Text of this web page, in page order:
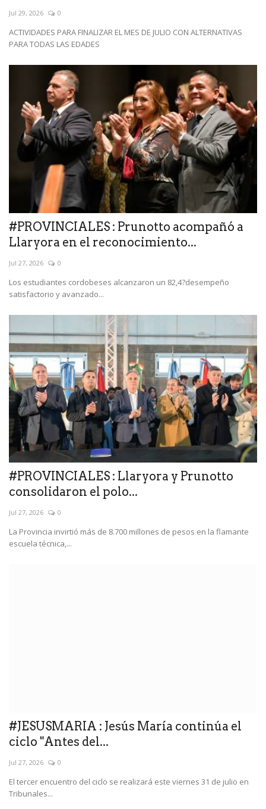
Jul 29, 2026 0
ACTIVIDADES PARA FINALIZAR EL MES DE JULIO CON ALTERNATIVAS
PARA TODAS LAS EDADES
#PROVINCIALES : Prunotto acompañó a
Llaryora en el reconocimiento...
Jul 27, 2026 0
Los estudiantes cordobeses alcanzaron un 82,4?desempeño
satisfactorio y avanzado...
#PROVINCIALES : Llaryora y Prunotto
consolidaron el polo...
Jul 27, 2026 0
La Provincia invirtió más de 8.700 millones de pesos en la flamante
escuela técnica,...
#JESUSMARIA : Jesús María continúa el
ciclo "Antes del...
Jul 27, 2026 0
El tercer encuentro del ciclo se realizará este viernes 31 de julio en
Tribunales...